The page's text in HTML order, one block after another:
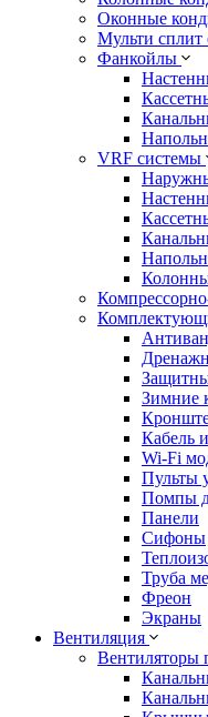
Оконные
Мульти сплит
Фанкойлы
VRF системы
Зимние
Кабель
Wi-Fi
Пульты
Помпы
Панели
Сифоны
Труба
Фреон
Экраны
Вентиляция